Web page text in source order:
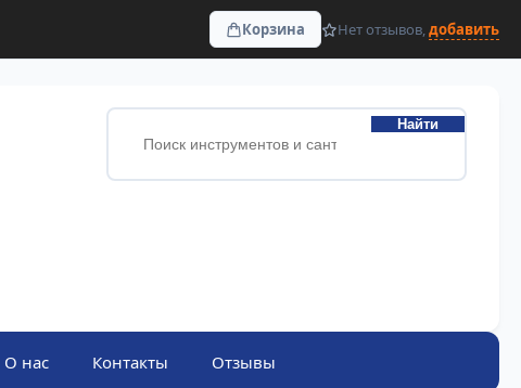
Корзина Нет отзывов,добавить
Найти
О нас Контакты Отзывы